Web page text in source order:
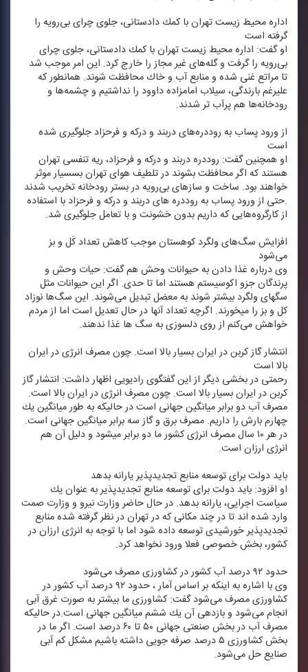
اداره محیط زیست تهران با كمك دادستانی، جلوی چرای بی‌رویه را
گرفته است
او گفت: اداره محیط زیست تهران با كمك دادستانی، جلوی چرای
بی‌رویه را گرفت و گله‌های غیر مجاز را خارج كرد. این امر موجب شد
تا مراتع غنی شده و منابع آب و خاك محافظت شوند. همانطور كه
علیرغم بارندگی، سیلاب امامزاده داوود را نداشتیم و چشمه‌ها و
رودخانه‌ها هم پرآب تر شدند.
از ورود پساب‌ به روددره‌های دربند و دركه و فرحزاد جلوگیری شده
است
او همچنین گفت: رود‌دره دربند و دركه و فرحزاد، ریه تنفسی تهران
هستند كه اگر محافظت بشوند در تلطیف هوای تهران بسسیار موثر
خواهند بود. ساخت و سازهای بی‌رویه در بستر رودخانه تخریب شدند
.حتی از ورود پساب‌ به روددره های دربند و دركه و فرحزاد با استفاده
از كارگروه‌هایی كه داریم بدون خشونت و با تعامل جلوگیری شد.
افزایش سگ‌های ولگرد كوهستان موجب كاهش تعداد كَل و بز
می‌شود
وی درباره غذا دادن به حیوانات وحش هم گفت: حیات وحش و
پرندگان جزو اكوسیستم هستند اما تا حدی. اگر این حیوانات مثل
سگهای ولگرد بیشتر شوند به معضل تبدیل می‌شوند. این سگ‌ها نوزاد
كل و بز را میخورند. اگرچه تعداد آنها در حال تعدیل است اما از مردم
خواهش می‌كنم از روی دلسوزی به سگ ها غذا ندهند.
انتشار گاز كربن در ایران بسیار بالا است. چون مصرف انرژی در ایران
بالا است
رحمتی در بخشی دیگر از این گفتگوی رادیویی اظهار داشت: انتشار گاز
كربن در ایران بسیار بالا است. چون مصرف انرژی در ایران بالا است.
مصرف آب دو برابر میانگین جهانی است در حالیكه به طور میانگین یك
چهارم بارش را داریم. مصرف برق و گاز سه برابر میانگین جهانی است.
در هر ۱۰ سال مصرف انرژی كشور ما دو برابر میشود و دلیل آن هم
انرژی ارزان است.
باید دولت برای توسعه منابع تجدیدپذیر یارانه بدهد
او افزود: باید دولت برای توسعه منابع تجدیدپذیر به عنوان یك
سیاست اجرایی، یارانه بدهد. در حال حاضر وزارت نیرو و وزارت صمت
وارد شده اند تا در چند مكانی كه در تهران در نظر گرفته شده منابع
تجدیدپذیر خورشیدی توسعه داده شود اما با توجه به انرژی ارزان در
كشور، بخش خصوصی فعلا ورود نخواهد كرد.
حدود ۹۲ درصد آب كشور در كشاورزی مصرف می‌شود
وی با اشاره به اینكه بر اساس آمار ، حدود ۹۲ درصد آب كشور در
كشاورزی مصرف می‌شود گفت: كشاورزی ما بیشتر به صورت غرق آبی
انجام می‌شود و بازدهی آن یك ششم میانگین جهانی است.در حالیكه
مصرف آب در بخش صنعتی جهانی ۵۰ تا ۶۰ درصد است. اگر ما در
بخش كشاورزی ۵ درصد صرفه جویی داشته باشیم مشكل كم آبی
صنایع حل می‌شود.